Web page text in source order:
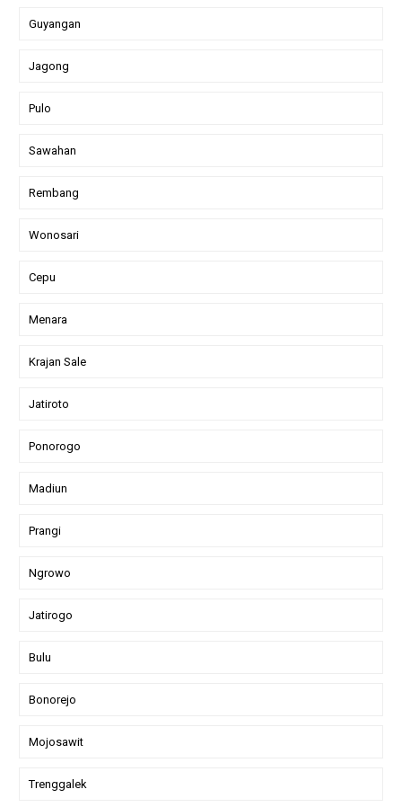
Guyangan
Jagong
Pulo
Sawahan
Rembang
Wonosari
Cepu
Menara
Krajan Sale
Jatiroto
Ponorogo
Madiun
Prangi
Ngrowo
Jatirogo
Bulu
Bonorejo
Mojosawit
Trenggalek